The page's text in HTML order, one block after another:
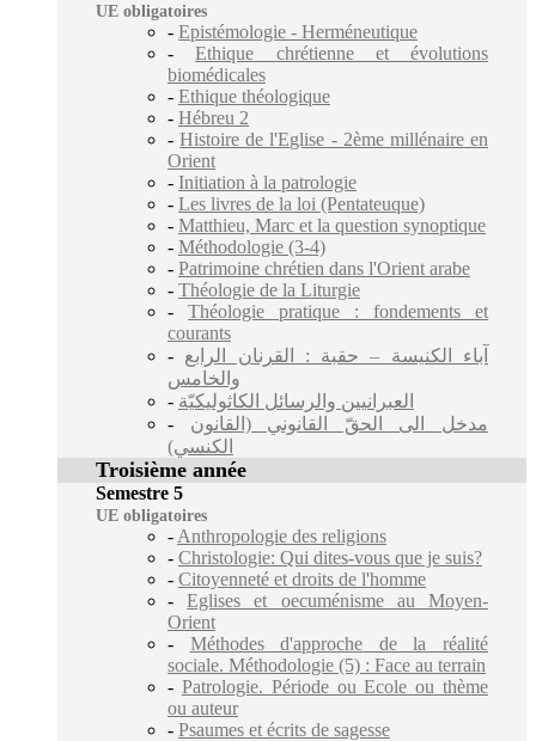
UE obligatoires
- Epistémologie - Herméneutique
-Ethique chrétienne et évolutions
biomédicales
- Ethique théologique
- Hébreu 2
-Histoire de l'Eglise - 2ème millénaire en
Orient
- Initiation à la patrologie
- Les livres de la loi (Pentateuque)
- Matthieu, Marc et la question synoptique
- Méthodologie (3-4)
- Patrimoine chrétien dans l'Orient arabe
- Théologie de la Liturgie
- Théologie pratique : fondements et
courants
- آباء الكنيسة – حقبة : القرنان الرابع
والخامس
- العبرانيين والرسائل الكاثوليكيّة
- مدخل الى الحقّ القانوني (القانون
الكنسي)
Troisième année
Semestre 5
UE obligatoires
- Anthropologie des religions
- Christologie: Qui dites-vous que je suis?
- Citoyenneté et droits de l'homme
-Eglises et oecuménisme au Moyen-
Orient
- Méthodes d'approche de la réalité
sociale. Méthodologie (5) : Face au terrain
- Patrologie. Période ou Ecole ou thème
ou auteur
- Psaumes et écrits de sagesse